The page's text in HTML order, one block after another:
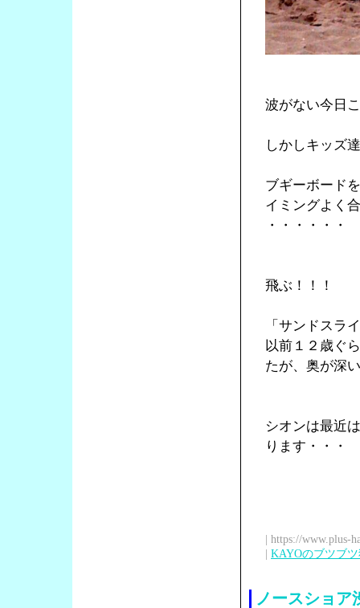
波がない今日
しかしキッズ
ブギーボード
イミングよく
・・・・・・
飛ぶ！！！
「サンドスラ
以前１２歳ぐ
たが、奥が深
シオンは最近
ります・・・
| https://www.plus-
| KAYOのブツブ
ノースショア